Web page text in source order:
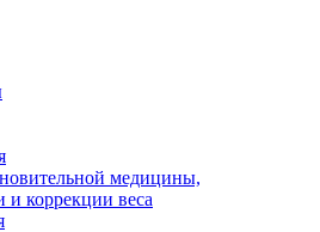
медицины,
и коррекции веса